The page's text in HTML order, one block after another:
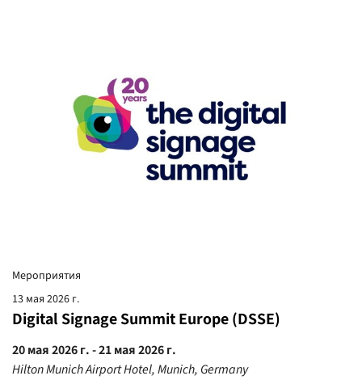
Мероприятия
13 мая 2026 г.
Digital Signage Summit Europe (DSSE)
20 мая 2026 г. - 21 мая 2026 г.
Hilton Munich Airport Hotel, Munich, Germany